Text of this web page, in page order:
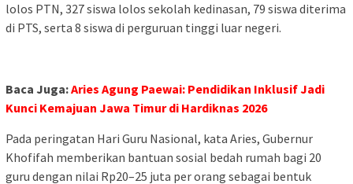
lolos PTN, 327 siswa lolos sekolah kedinasan, 79 siswa diterima
di PTS, serta 8 siswa di perguruan tinggi luar negeri.
Baca Juga:Aries Agung Paewai: Pendidikan Inklusif Jadi
Kunci Kemajuan Jawa Timur di Hardiknas 2026
Pada peringatan Hari Guru Nasional, kata Aries, Gubernur
Khofifah memberikan bantuan sosial bedah rumah bagi 20
guru dengan nilai Rp20–25 juta per orang sebagai bentuk